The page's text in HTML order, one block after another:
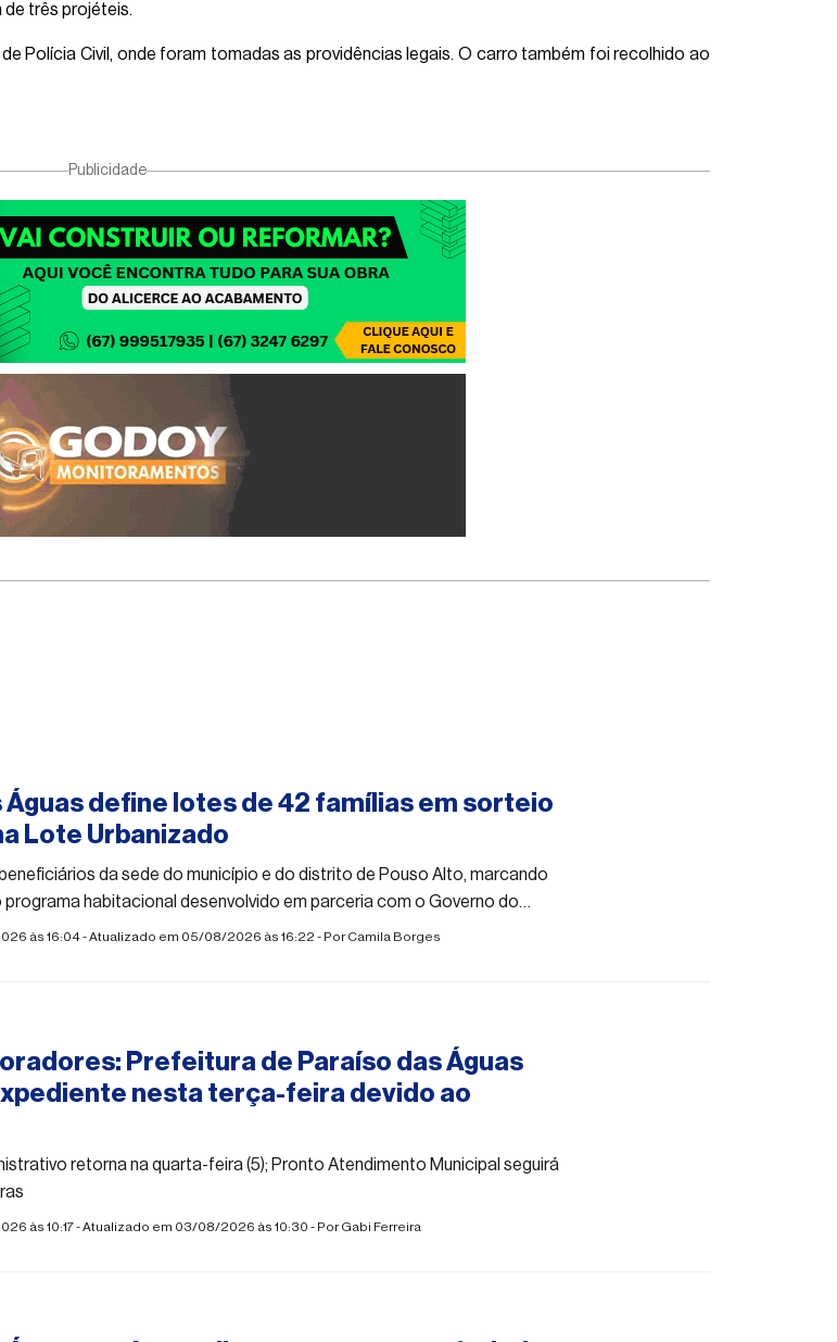
de três projéteis.
Polícia Civil, onde foram tomadas as providências legais. O carro também foi recolhido ao
Publicidade
Águas define lotes de 42 famílias em sorteio
Lote Urbanizado
da sede do município e do distrito de Pouso Alto, marcando
programa habitacional desenvolvido em parceria com o Governo do
às 16:04 - Atualizado em 05/08/2026 às 16:22 - PorCamila Borges
Prefeitura de Paraíso das Águas
nesta terça-feira devido ao
retorna na quarta-feira (5); Pronto Atendimento Municipal seguirá
às 10:17 - Atualizado em 03/08/2026 às 10:30 - PorGabi Ferreira